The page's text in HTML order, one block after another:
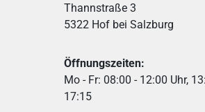
Thannstraße 3
5322 Hof bei Salzburg
Öffnungszeiten:
Mo - Fr: 08:00 - 12:00 Uhr,
17:15